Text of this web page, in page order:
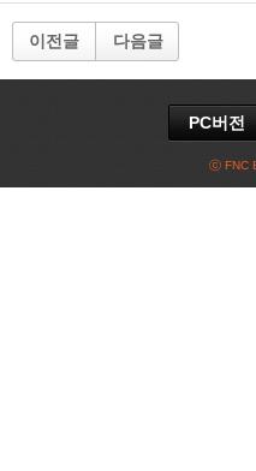
이전글 다음글
PC버전
ⓒ FNC